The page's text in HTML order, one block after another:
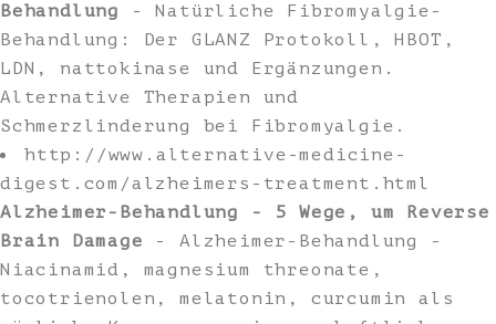
Behandlung
- Natürliche Fibromyalgie-
Behandlung: Der GLANZ Protokoll, HBOT,
LDN, nattokinase und Ergänzungen.
Alternative Therapien und
Schmerzlinderung bei Fibromyalgie.
http://www.alternative-medicine-
digest.com/alzheimers-treatment.html
Alzheimer-Behandlung - 5 Wege, um Reverse
Brain Damage - Alzheimer-Behandlung -
Niacinamid, magnesium threonate,
tocotrienolen, melatonin, curcumin als